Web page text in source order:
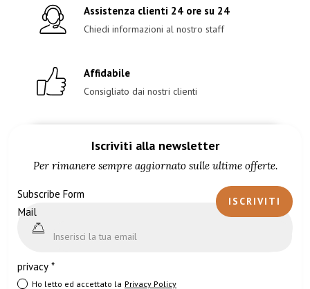
Assistenza clienti 24 ore su 24
Chiedi informazioni al nostro staff
Affidabile
Consigliato dai nostri clienti
Iscriviti alla newsletter
Per rimanere sempre aggiornato sulle ultime offerte.
Subscribe Form
Mail
privacy *
Ho letto ed accettato la Privacy Policy
ISCRIVITI